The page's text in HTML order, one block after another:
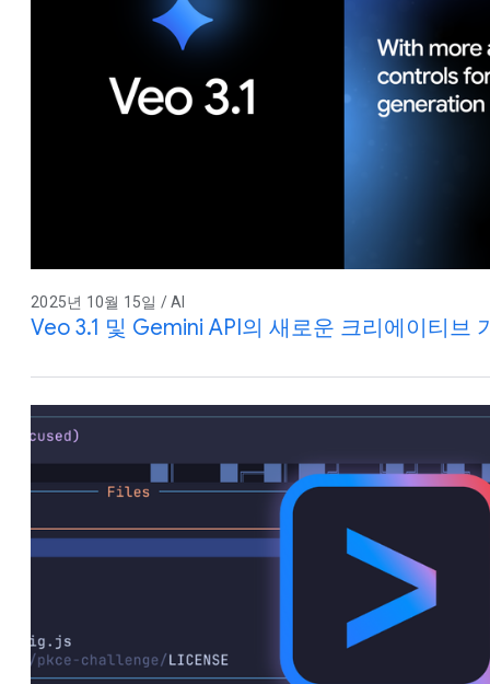
2025년 10월 15일 / AI
Veo 3.1 및 Gemini API의 새로운 크리에이티브